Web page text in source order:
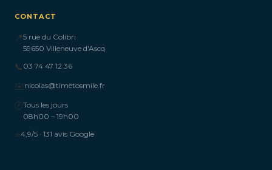
CONTACT
📍5 rue du Colibri
59650 Villeneuve d'Ascq
📞 03 74 47 12 36
✉️nicolas@timetosmile.fr
🕐Tous les jours
08h00 – 19h00
⭐4,9/5 · 131 avis Google